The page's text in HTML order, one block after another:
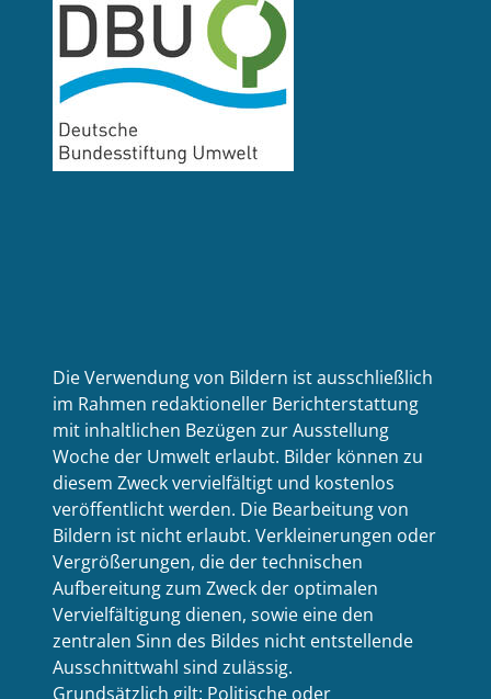
Die Verwendung von Bildern ist ausschließlich
im Rahmen redaktioneller Berichterstattung
mit inhaltlichen Bezügen zur Ausstellung
Woche der Umwelt erlaubt. Bilder können zu
diesem Zweck vervielfältigt und kostenlos
veröffentlicht werden. Die Bearbeitung von
Bildern ist nicht erlaubt. Verkleinerungen oder
Vergrößerungen, die der technischen
Aufbereitung zum Zweck der optimalen
Vervielfältigung dienen, sowie eine den
zentralen Sinn des Bildes nicht entstellende
Ausschnittwahl sind zulässig.
Grundsätzlich gilt: Politische oder